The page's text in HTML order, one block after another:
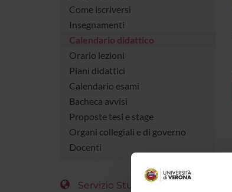
Come iscriversi
Insegnamenti
Calendario didattico
Orario lezioni
Piani didattici
Calendario esami
Bacheca avvisi
Proposte tesi e stage
Organi collegiali e di governo
Docenti
Servizio Studenti